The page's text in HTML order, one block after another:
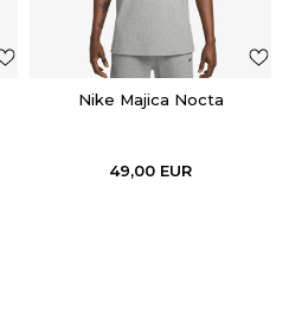
Nike Majica Nocta
49,00 EUR